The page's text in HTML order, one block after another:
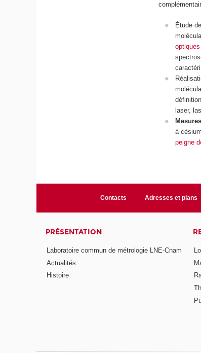
Étude
optiques
laser,
à
peigne
Contacts Adresses et plans
PRÉSENTATION
Laboratoire commun de métrologie LNE-Cnam
Actualités
Histoire